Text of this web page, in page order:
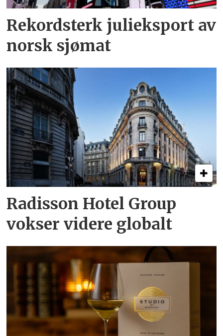
Rekordsterk julieksport av
norsk sjømat
Radisson Hotel Group
vokser videre globalt